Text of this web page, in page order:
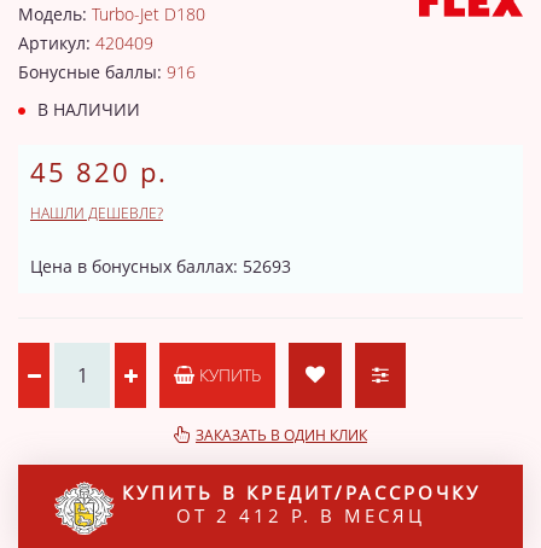
Модель: Turbo-Jet D180
Артикул: 420409
Бонусные баллы: 916
В НАЛИЧИИ
45 820 р.
НАШЛИ ДЕШЕВЛЕ?
Цена в бонусных баллах: 52693
КУПИТЬ
ЗАКАЗАТЬ В ОДИН КЛИК
КУПИТЬ В КРЕДИТ/РАССРОЧКУ
ОТ 2 412 Р. В МЕСЯЦ